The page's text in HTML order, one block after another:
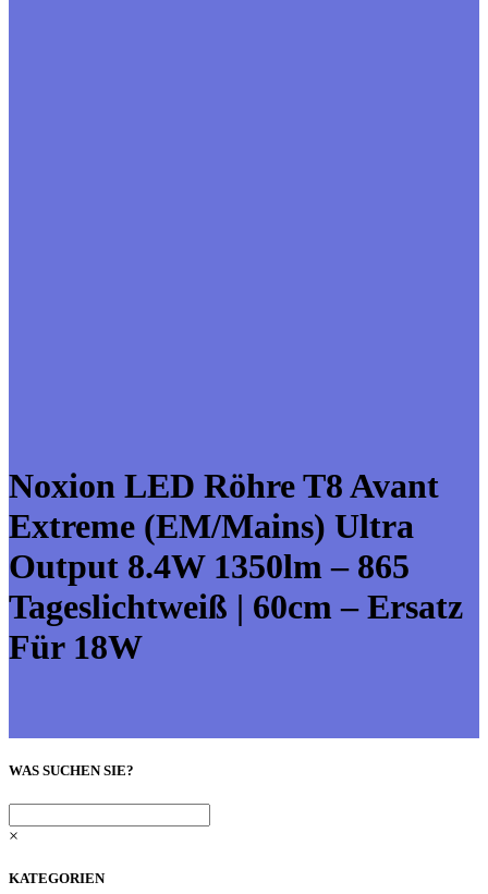
Noxion LED Röhre T8 Avant
Extreme (EM/Mains) Ultra
Output 8.4W 1350lm – 865
Tageslichtweiß | 60cm – Ersatz
Für 18W
WAS SUCHEN SIE?
×
KATEGORIEN